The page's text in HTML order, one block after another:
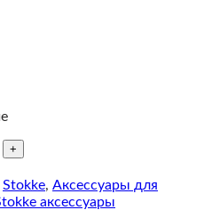
Stokke, Аксессуары для
аксессуары